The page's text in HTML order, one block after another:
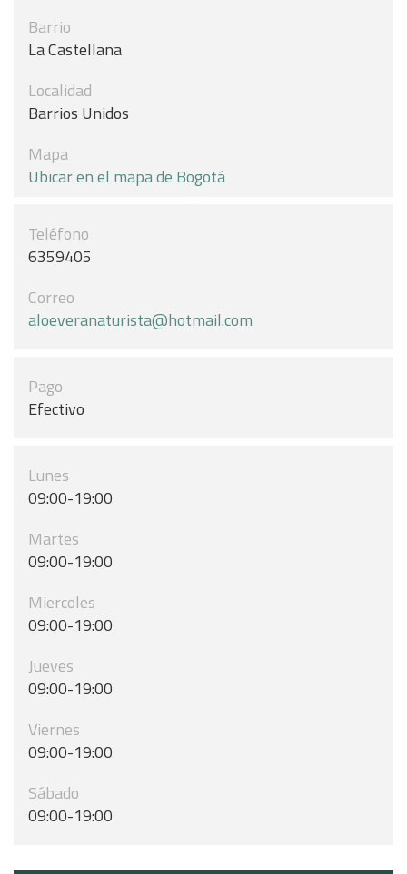
Barrio
La Castellana
Localidad
Barrios Unidos
Mapa
Ubicar en el mapa de Bogotá
Teléfono
6359405
Correo
aloeveranaturista@hotmail.com
Pago
Efectivo
Lunes
09:00-19:00
Martes
09:00-19:00
Miercoles
09:00-19:00
Jueves
09:00-19:00
Viernes
09:00-19:00
Sábado
09:00-19:00